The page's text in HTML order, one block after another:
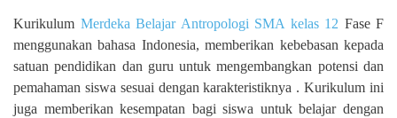
Kurikulum Merdeka Belajar Antropologi SMA kelas 12 Fase F
menggunakan bahasa Indonesia, memberikan kebebasan kepada
satuan pendidikan dan guru untuk mengembangkan potensi dan
pemahaman siswa sesuai dengan karakteristiknya . Kurikulum ini
juga memberikan kesempatan bagi siswa untuk belajar dengan